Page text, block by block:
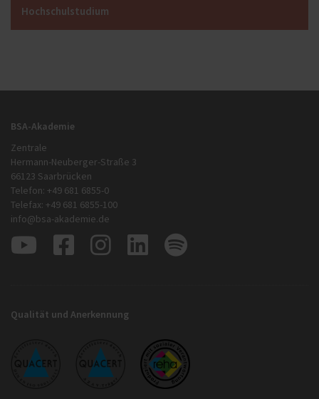
Hochschulstudium
BSA-Akademie
Zentrale
Hermann-Neuberger-Straße 3
66123 Saarbrücken
Telefon: +49 681 6855-0
Telefax: +49 681 6855-100
info@bsa-akademie.de
Qualität und Anerkennung